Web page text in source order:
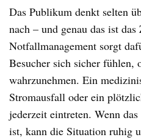
Das Publikum denkt selten
nach – und genau das ist
Notfallmanagement sorgt
Besucher sich sicher fühlen,
wahrzunehmen. Ein
Stromausfall oder ein
jederzeit eintreten. Wenn
ist, kann die Situation ruhig